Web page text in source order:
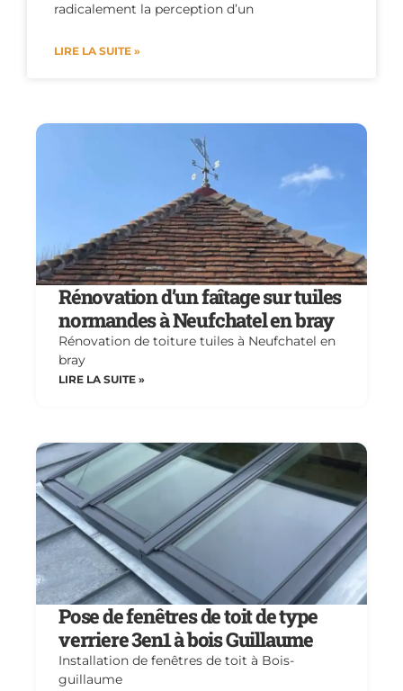
radicalement la perception d’un
LIRE LA SUITE »
Rénovation d’un faîtage sur tuiles
normandes à Neufchatel en bray
Rénovation de toiture tuiles à Neufchatel en
bray
LIRE LA SUITE »
Pose de fenêtres de toit de type
verriere 3en1 à bois Guillaume
Installation de fenêtres de toit à Bois-
guillaume